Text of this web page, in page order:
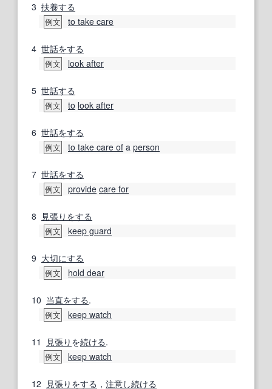
3 扶養する
例文 to take care
4 世話をする
例文 look after
5 世話する
例文 to look after
6 世話をする
例文 to take care of a person
7 世話をする
例文 provide care for
8 見張り をする
例文 keep guard
9 大切にする
例文 hold dear
10 当直をする.
例文 keep watch
11 見張り を続ける.
例文 keep watch
12 見張り をする ， 注意し続ける